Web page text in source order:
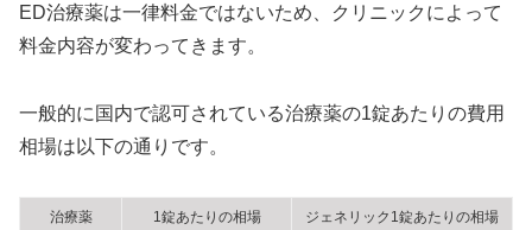
ED治療薬は一律料金ではないため、クリニックによって
料金内容が変わってきます。
一般的に国内で認可されている治療薬の1錠あたりの費用
相場は以下の通りです。
治療薬 1錠あたりの相場 ジェネリック1錠あたりの相場